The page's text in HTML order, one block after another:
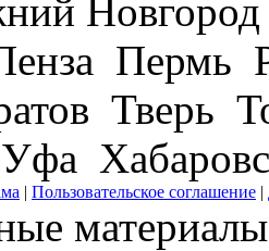
Пермь
Тверь
| Пользовательское соглашение |